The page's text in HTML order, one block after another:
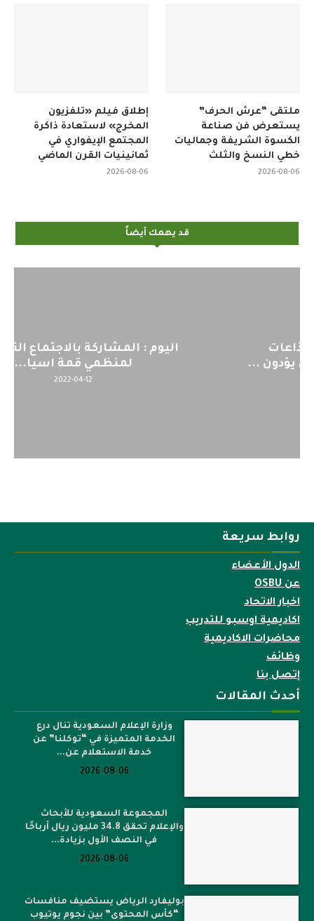
إطلاق فيلم «تلفزيون
المخرج» لاستعادة ذاكرة
المجتمع الإيفواري في
ثمانينيات القرن الماضي
2026-08-06
ملتقى “عرش الحرف”
يستعرض فن صناعة
الكسوة الشريفة وجماليات
خطي النسخ والثلث
2026-08-06
قد يهمك أيضاً
اليوم : المشاركة بالاجتماع التحضيري
لمنظمي قمة اسيا...
روابط سريعة
الدول الأعضاء
عن OSBU
اخبار الاتحاد
اكاديمية اوسبو للتدريب
محاضرات الاكاديمية
وظائف
إتصل بنا
أحدث المقالات
وزارة الإعلام السعودية تنال درع
الخدمة المتميزة في “توكلنا” عن
خدمة الاستعلام عن...
2026-08-06
المجموعة السعودية للأبحاث
والإعلام تحقق 34.8 مليون ريال أرباحًا
في النصف الأول بزيادة...
2026-08-06
بوليفارد الرياض يستضيف منافسات
“كأس المحتوى” بين نجوم يوتيوب